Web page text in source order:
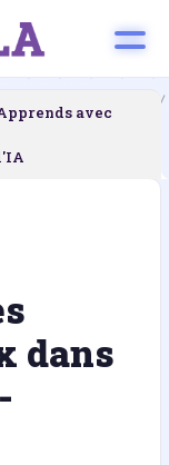
avec
dans